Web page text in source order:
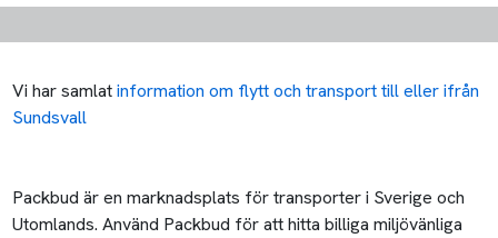
Vi har samlatinformation om flytt och transport till eller ifrån
Sundsvall
Packbud är en marknadsplats för transporter i Sverige och
Utomlands. Använd Packbud för att hitta billiga miljövänliga